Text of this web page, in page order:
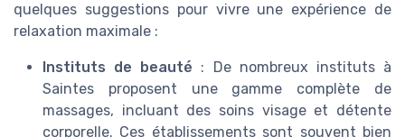
quelques suggestions pour vivre une expérience de
relaxation maximale :
Instituts de beauté : De nombreux instituts à
Saintes proposent une gamme complète de
massages, incluant des soins visage et détente
corporelle. Ces établissements sont souvent bien